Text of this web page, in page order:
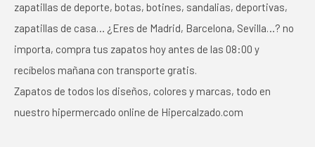
zapatillas de deporte, botas, botines, sandalias, deportivas,
zapatillas de casa… ¿Eres de Madrid, Barcelona, Sevilla…? no
importa, compra tus zapatos hoy antes de las 08:00 y
recíbelos mañana con transporte gratis.
Zapatos de todos los diseños, colores y marcas, todo en
nuestro hipermercado online de Hipercalzado.com